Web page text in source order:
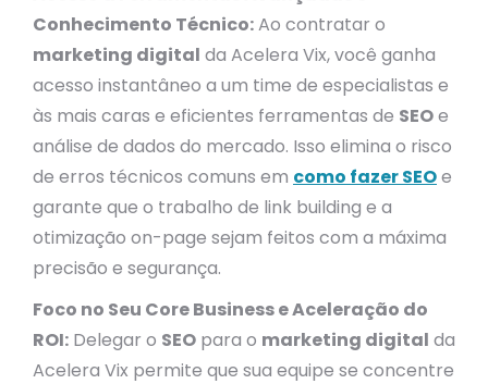
Conhecimento Técnico:Ao contratar o
marketing digital da Acelera Vix, você ganha
acesso instantâneo a um time de especialistas e
às mais caras e eficientes ferramentas de SEOe
análise de dados do mercado. Isso elimina o risco
de erros técnicos comuns em como fazer SEOe
garante que o trabalho de link building e a
otimização on-page sejam feitos com a máxima
precisão e segurança.
Foco no Seu Core Business e Aceleração do
ROI: Delegar o SEO para o marketing digital da
Acelera Vix permite que sua equipe se concentre